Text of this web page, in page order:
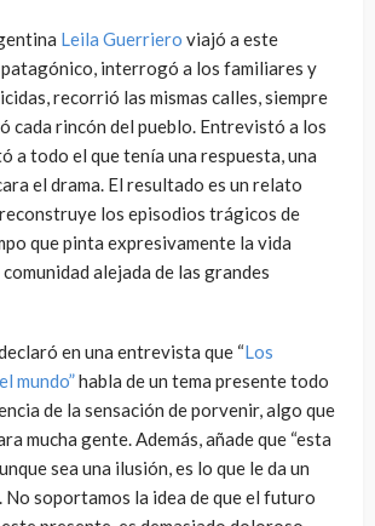
Leila Guerriero viajó a este
interrogó a los familiares y
recorrió las mismas calles, siempre
cada rincón del pueblo. Entrevistó a los
a todo el que tenía una respuesta, una
el drama. El resultado es un relato
los episodios trágicos de
que pinta expresivamente la vida
alejada de las grandes
en una entrevista que “Los
mundo”habla de un tema presente todo
de la sensación de porvenir, algo que
mucha gente. Además, añade que “esta
sea una ilusión, es lo que le da un
No soportamos la idea de que el futuro